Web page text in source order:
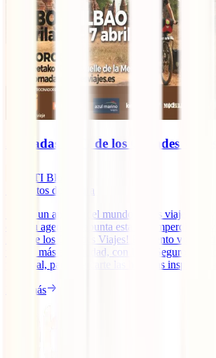
Jornadas IATI de los Grandes
IATI Blog
minutos de lectura
Si eres un amante del mundo de los viajes y
coge tu agenda y apunta esta cita imperdible:
IATI de los Grandes Viajes! El evento viajero
un año más a la ciudad, con IATI Seguros
principal, para acercarte las historias
Leer más